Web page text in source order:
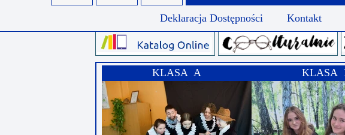
KLASA
KLASA A
Deklaracja Dostępności Kontakt